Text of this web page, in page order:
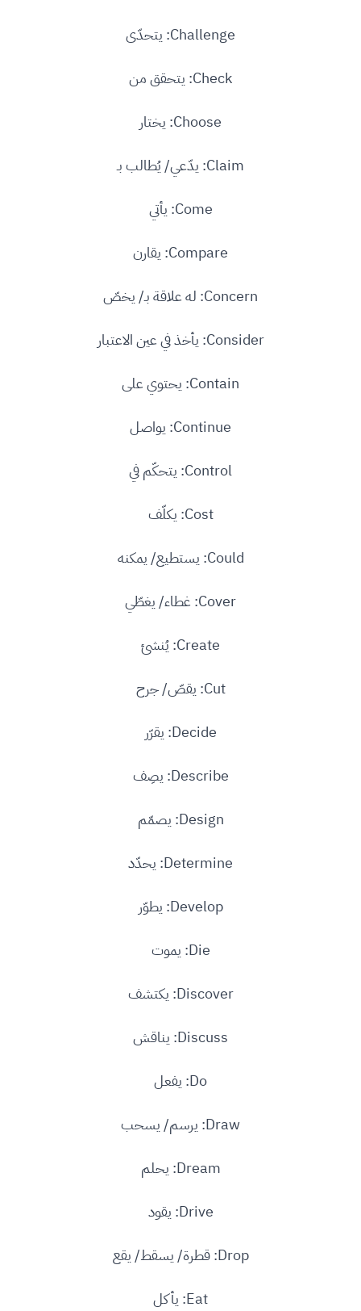
Challenge: يتحدّى
Check: يتحقق من
Choose: يختار
Claim: يدّعي/ يُطالب بـ
Come: يأتي
Compare: يقارن
Concern: له علاقة بـ/ يخصّ
Consider: يأخذ في عين الاعتبار
Contain: يحتوي على
Continue: يواصل
Control: يتحكّم في
Cost: يكلّف
Could: يستطيع/ يمكنه
Cover: غطاء/ يغطّي
Create: يُنشئ
Cut: يقصّ/ جرح
Decide: يقرّر
Describe: يصِف
Design: يصمّم
Determine: يحدّد
Develop: يطوّر
Die: يموت
Discover: يكتشف
Discuss: يناقش
Do: يفعل
Draw: يرسم/ يسحب
Dream: يحلم
Drive: يقود
Drop: قطرة/ يسقط/ يقع
Eat: يأكل